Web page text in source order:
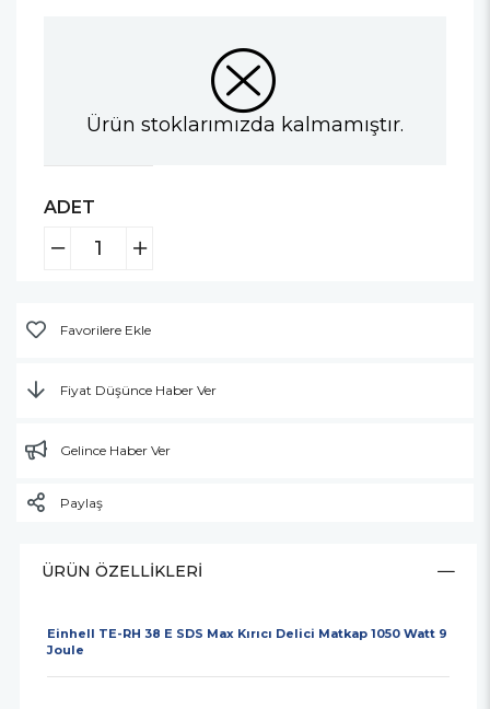
Ürün stoklarımızda kalmamıştır.
ADET
Favorilere Ekle
Fiyat Düşünce Haber Ver
Gelince Haber Ver
Paylaş
ÜRÜN ÖZELLIKLERI
Einhell TE-RH 38 E SDS Max Kırıcı Delici Matkap 1050 Watt 9
Joule